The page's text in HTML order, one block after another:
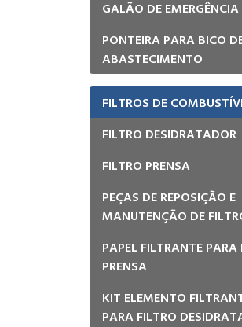
GALÃO DE EMERGÊNCIA
PONTEIRA PARA BICO
ABASTECIMENTO
FILTROS DE
FILTRO DESIDRATADOR
FILTRO PRENSA
PEÇAS DE REPOSIÇÃO E
MANUTENÇÃO DE
PAPEL FILTRANTE PARA
PRENSA
KIT ELEMENTO
PARA FILTRO